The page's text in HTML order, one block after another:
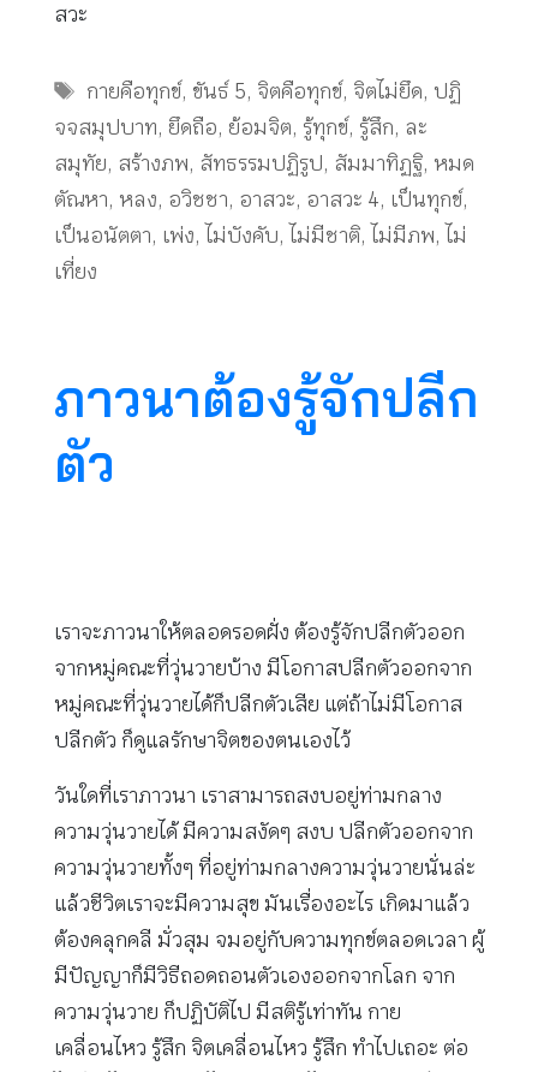
สวะ
Tags
กายคือทุกข์, ขันธ์ 5, จิตคือทุกข์, จิตไม่ยึด, ปฏิ
จจสมุปบาท, ยึดถือ, ย้อมจิต, รู้ทุกข์, รู้สึก, ละ
สมุทัย, สร้างภพ, สัทธรรมปฏิรูป, สัมมาทิฏฐิ, หมด
ตัณหา, หลง, อวิชชา, อาสวะ, อาสวะ 4, เป็นทุกข์,
เป็นอนัตตา, เพ่ง, ไม่บังคับ, ไม่มีชาติ, ไม่มีภพ, ไม่
เที่ยง
ภาวนาต้องรู้จักปลีก
ตัว
เราจะภาวนาให้ตลอดรอดฝั่ง ต้องรู้จักปลีกตัวออก
จากหมู่คณะที่วุ่นวายบ้าง มีโอกาสปลีกตัวออกจาก
หมู่คณะที่วุ่นวายได้ก็ปลีกตัวเสีย แต่ถ้าไม่มีโอกาส
ปลีกตัว ก็ดูแลรักษาจิตของตนเองไว้
วันใดที่เราภาวนา เราสามารถสงบอยู่ท่ามกลาง
ความวุ่นวายได้ มีความสงัดๆ สงบ ปลีกตัวออกจาก
ความวุ่นวายทั้งๆ ที่อยู่ท่ามกลางความวุ่นวายนั่นล่ะ
แล้วชีวิตเราจะมีความสุข มันเรื่องอะไร เกิดมาแล้ว
ต้องคลุกคลี มั่วสุม จมอยู่กับความทุกข์ตลอดเวลา ผู้
มีปัญญาก็มีวิธีถอดถอนตัวเองออกจากโลก จาก
ความวุ่นวาย ก็ปฏิบัติไป มีสติรู้เท่าทัน กาย
เคลื่อนไหว รู้สึก จิตเคลื่อนไหว รู้สึก ทำไปเถอะ ต่อ